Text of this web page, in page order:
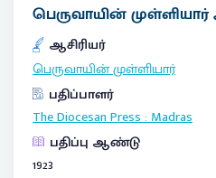
பெருவாயின்
ஆசிரியர்
பெருவாயின் முள்ளியார்
பதிப்பாளர்
The Diocesan Press:Madras
பதிப்பு ஆண்டு
1923